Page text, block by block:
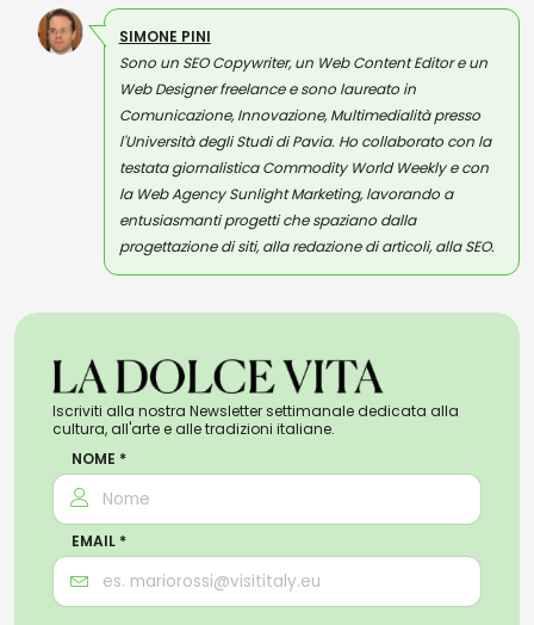
SIMONE PINI
Sono un SEO Copywriter, un Web Content Editor e un
Web Designer freelance e sono laureato in
Comunicazione, Innovazione, Multimedialità presso
l'Università degli Studi di Pavia. Ho collaborato con la
testata giornalistica Commodity World Weekly e con
la Web Agency Sunlight Marketing, lavorando a
entusiasmanti progetti che spaziano dalla
progettazione di siti, alla redazione di articoli, alla SEO.
Iscriviti alla nostra Newsletter settimanale dedicata alla
cultura, all'arte e alle tradizioni italiane.
NOME *
EMAIL *